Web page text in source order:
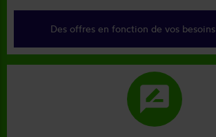
Des offres en fonction de vos besoins
rate_review